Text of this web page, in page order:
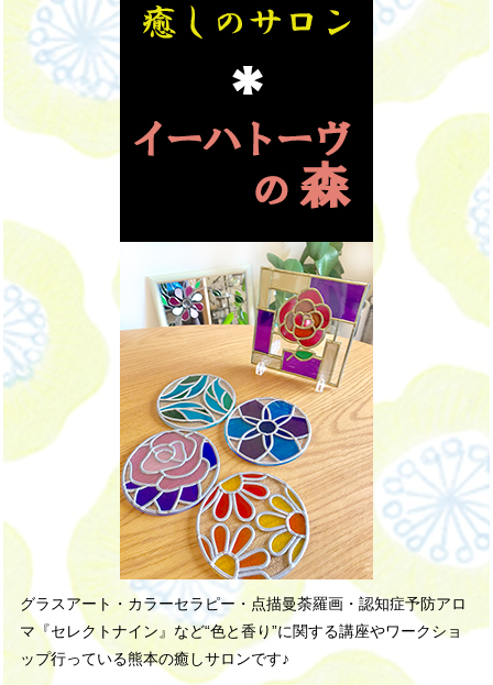
グラスアート・カラーセラピー・点描曼荼羅画・認知症予防アロ
マ『セレクトナイン』など“色と香り”に関する講座やワークショ
ップ行っている熊本の癒しサロンです♪